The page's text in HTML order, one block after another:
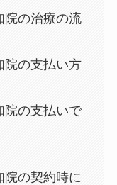
院の治療の流
院の支払い方
院の支払いで
の契約時に